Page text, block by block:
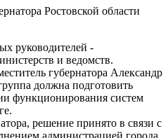
Ростовской области
руководителей -
и ведомств.
губернатора Александр
должна подготовить
функционирования систем
решение принято в связи с